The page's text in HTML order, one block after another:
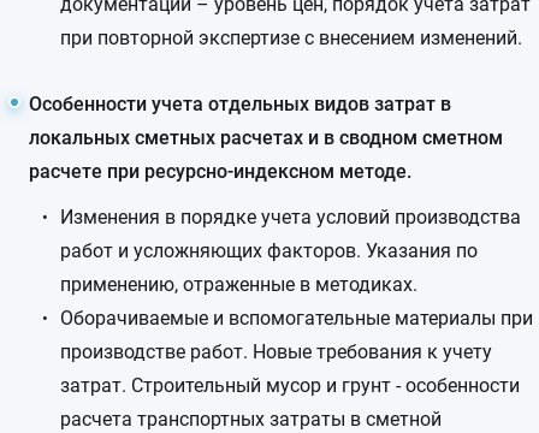
при повторной экспертизе с внесением изменений.
Особенности учета отдельных видов затрат в
локальных сметных расчетах и в сводном сметном
расчете при ресурсно-индексном методе.
Изменения в порядке учета условий производства
работ и усложняющих факторов. Указания по
применению, отраженные в методиках.
Оборачиваемые и вспомогательные материалы при
производстве работ. Новые требования к учету
затрат. Строительный мусор и грунт - особенности
расчета транспортных затраты в сметной